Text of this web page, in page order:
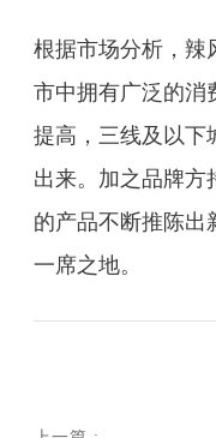
根据市场分析，辣
市中拥有广泛的消
提高，三线及以下
出来。加之品牌方
的产品不断推陈出
一席之地。